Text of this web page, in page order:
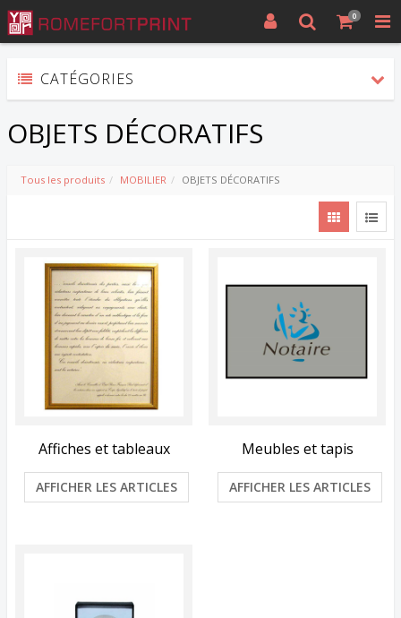
0
CATÉGORIES
OBJETS DÉCORATIFS
Tous les produits MOBILIER OBJETS DÉCORATIFS
Affiches et tableaux
AFFICHER LES ARTICLES
Meubles et tapis
AFFICHER LES ARTICLES